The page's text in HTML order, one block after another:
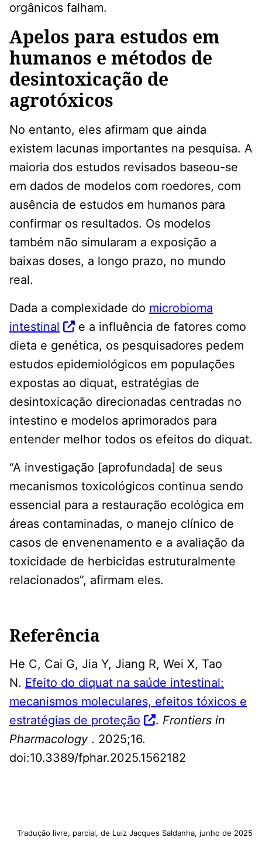
orgânicos falham.
Apelos para estudos em
humanos e métodos de
desintoxicação de
agrotóxicos
No entanto, eles afirmam que ainda
existem lacunas importantes na pesquisa. A
maioria dos estudos revisados ​​baseou-se
em dados de modelos com roedores, com
ausência de estudos em humanos para
confirmar os resultados. Os modelos
também não simularam a exposição a
baixas doses, a longo prazo, no mundo
real.
Dada a complexidade do microbioma
intestinal
e a influência de fatores como
dieta e genética, os pesquisadores pedem
estudos epidemiológicos em populações
expostas ao diquat, estratégias de
desintoxicação direcionadas centradas no
intestino e modelos aprimorados para
entender melhor todos os efeitos do diquat.
“A investigação [aprofundada] de seus
mecanismos toxicológicos continua sendo
essencial para a restauração ecológica em
áreas contaminadas, o manejo clínico de
casos de envenenamento e a avaliação da
toxicidade de herbicidas estruturalmente
relacionados”, afirmam eles.
Referência
He C, Cai G, Jia Y, Jiang R, Wei X, Tao
N. Efeito do diquat na saúde intestinal:
mecanismos moleculares, efeitos tóxicos e
estratégias de proteção
. Frontiers in
Pharmacology. 2025;16.
doi:10.3389/fphar.2025.1562182
Tradução livre, parcial, de Luiz Jacques Saldanha, junho de 2025